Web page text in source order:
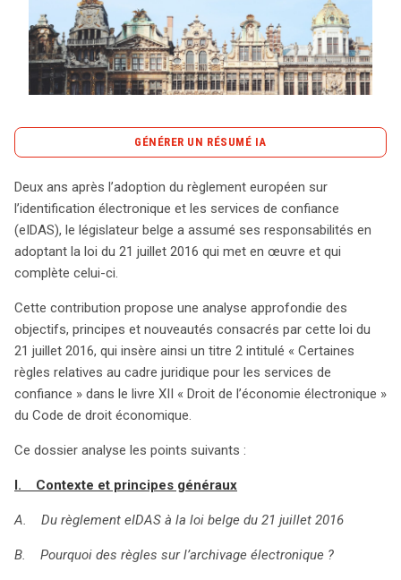
Rechercher
CONTACT
GÉNÉRER UN RÉSUMÉ IA
Adoptée pour compléter le règlement européen eIDAS, la
loi belge du 21 juillet 2016 introduit des règles précises
sur les services de confiance et l’archivage électronique.
Ce cadre juridique offre une structure robuste, intégrée
l’ajout d’un nouveau titre consacré aux services de
confiance. L’article explore d’abord le contexte ayant
conduit à cette législation, mettant en lumière
l’importance d’un cadre clair pour l’archivage
électronique. Les objectifs principaux visent à garantir la
sécurité, la fiabilité et la non-discrimination dans
l’utilisation des services de confiance. L’analyse des
que la liberté de choix pour les utilisateurs, la
la lutte contre les affirmations trompeuses. Des
exigences spécifiques sont également établies pour les
Deux ans après l’adoption du règlement européen sur
l’identification électronique et les services de confiance
(eIDAS), le législateur belge a assumé ses responsabilités en
adoptant la loi du 21 juillet 2016 qui met en œuvre et qui
complète celui-ci.
Cette contribution propose une analyse approfondie des
objectifs, principes et nouveautés consacrés par cette loi du
21 juillet 2016, qui insère ainsi un titre 2 intitulé « Certaines
règles relatives au cadre juridique pour les services de
confiance » dans le livre XII « Droit de l’économie électronique »
du Code de droit économique.
Ce dossier analyse les points suivants :
I. Contexte et principes généraux
A. Du règlement eIDAS à la loi belge du 21 juillet 2016
B. Pourquoi des règles sur l’archivage électronique ?